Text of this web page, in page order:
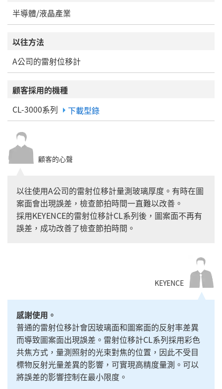
半導體/液晶產業
以往方法
A公司的雷射位移計
顧客採用的機種
CL-3000系列
下載型錄
顧客的心聲
以往使用A公司的雷射位移計量測玻璃厚度。有時在圖
案面會出現誤差，檢查節拍時間一直難以改善。
採用KEYENCE的雷射位移計CL系列後，圖案面不再有
誤差，成功改善了檢查節拍時間。
KEYENCE
感謝使用。
普通的雷射位移計會因玻璃面和圖案面的反射率差異
而導致圖案面出現誤差。雷射位移計CL系列採用彩色
共焦方式，量測照射的光束對焦的位置，因此不受目
標物反射光量差異的影響，可實現高精度量測。可以
將誤差的影響控制在最小限度。